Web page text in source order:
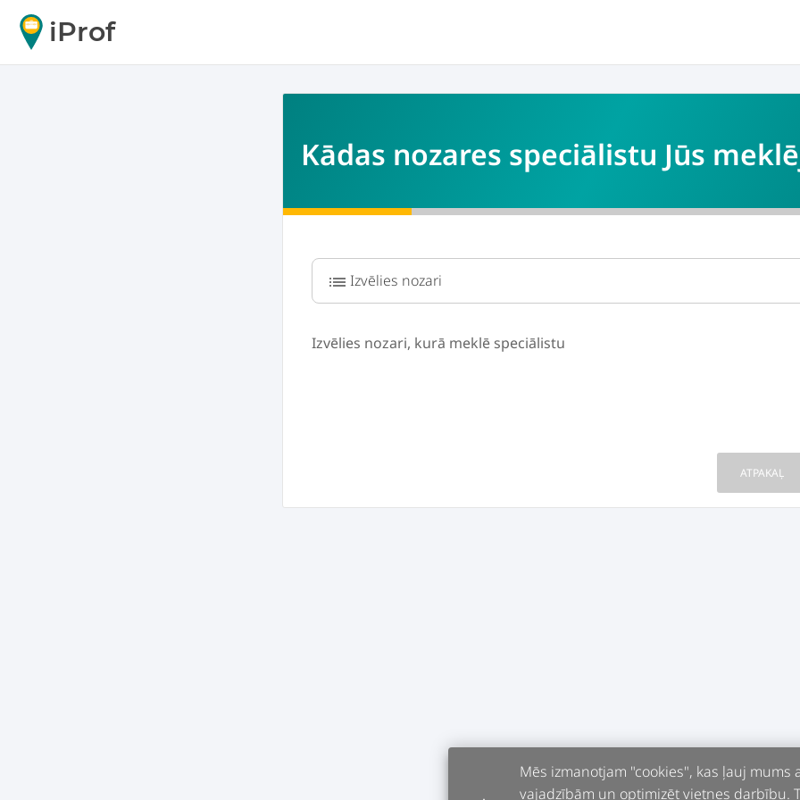
iProf
Kādas nozares speciālistu Jūs
list
Izvēlies nozari, kurā meklē speciālistu
ATPAKAĻ
Mēs izmanotjam "cookies", kas ļauj
vajadzībām un optimizēt vietnes darbību.